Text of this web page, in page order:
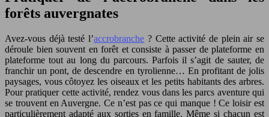
forêts auvergnates
Avez-vous déjà testé l’accrobranche ? Cette activité de plein air se
déroule bien souvent en forêt et consiste à passer de plateforme en
plateforme tout au long du parcours. Parfois il s’agit de sauter, de
franchir un pont, de descendre en tyrolienne… En profitant de jolis
paysages, vous côtoyez les oiseaux et les petits habitants des arbres.
Pour pratiquer cette activité, rendez vous dans les parcs aventure qui
se trouvent en Auvergne. Ce n’est pas ce qui manque ! Ce loisir est
particulièrement adapté aux sorties en famille. Même si chacun est